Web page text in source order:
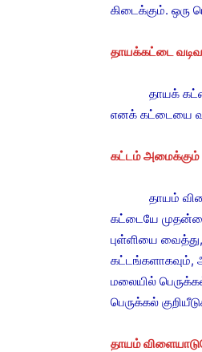
கிடைக்கும்.
தாயக்கட்டை
தாயக்
எனக் கட்டையை
கட்டம் அமைக்கும்
தாயம்
கட்டையே
புள்ளியை
மலையில்
பெருக்கல்
தாயம்